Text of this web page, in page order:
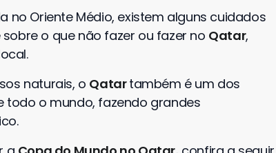
no Oriente Médio, existem alguns cuidados
o que não fazer ou fazer no Qatar,
naturais, o Qatartambém é um dos
todo o mundo, fazendo grandes